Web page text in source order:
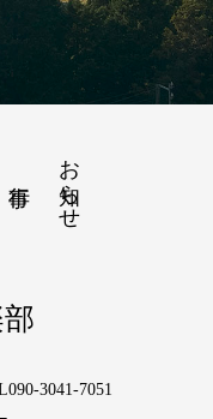
お知らせ
3041-7051